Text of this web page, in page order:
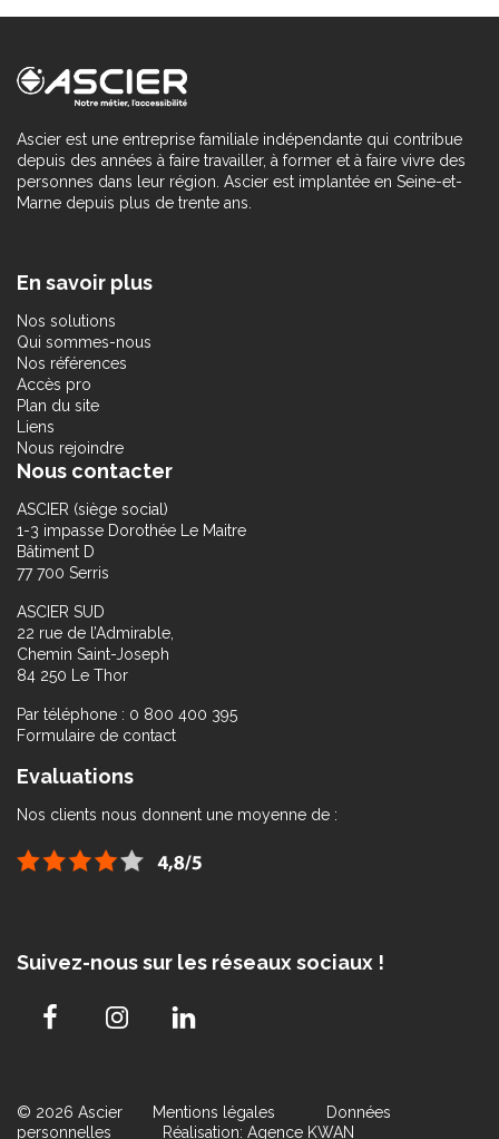
Ascier est une entreprise familiale indépendante qui contribue
depuis des années à faire travailler, à former et à faire vivre des
personnes dans leur région. Ascier est implantée en Seine-et-
Marne depuis plus de trente ans.
En savoir plus
Nos solutions
Qui sommes-nous
Nos références
Accès pro
Plan du site
Liens
Nous rejoindre
Nous contacter
ASCIER (siège social)
1-3 impasse Dorothée Le Maitre
Bâtiment D
77 700 Serris
ASCIER SUD
22 rue de l’Admirable,
Chemin Saint-Joseph
84 250 Le Thor
Par téléphone : 0 800 400 395
Formulaire de contact
Evaluations
Nos clients nous donnent une moyenne de :
Suivez-nous sur les réseaux sociaux !
© 2026 Ascier Mentions légales
Données
personnelles
Réalisation: Agence KWAN